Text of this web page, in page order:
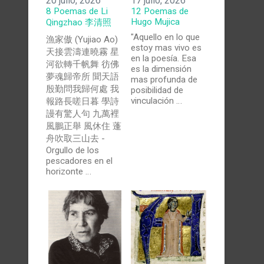
8 Poemas de Li
Qingzhao 李清照
漁家傲 (Yujiao Ao)
天接雲濤連曉霧 星
河欲轉千帆舞 彷佛
夢魂歸帝所 聞天語
殷勤問我歸何處 我
報路長嗟日暮 學詩
謾有驚人句 九萬裡
風鵬正舉 風休住 蓬
舟吹取三山去 -
Orgullo de los
pescadores en el
horizonte …
12 Poemas de
Hugo Mujica
"Aquello en lo que
estoy mas vivo es
en la poesía. Esa
es la dimensión
mas profunda de
posibilidad de
vinculación …